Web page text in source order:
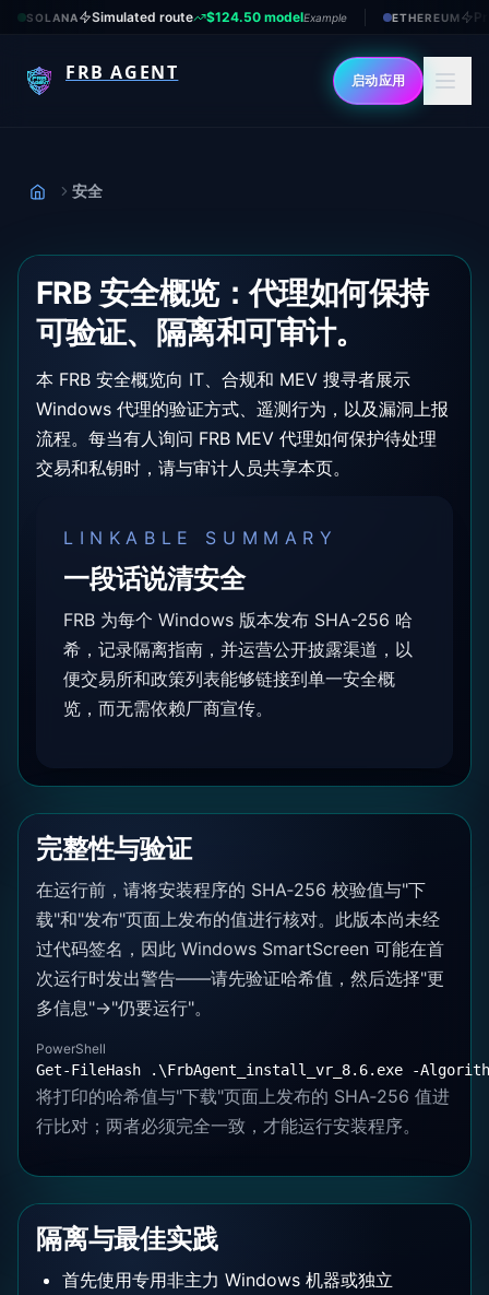
SOLANA Simulated route $124.50 modelExample ETHEREUM
FRB AGENT 启动应用
首页
安全
FRB 安全概览：代理如何保持
可验证、隔离和可审计。
本 FRB 安全概览向 IT、合规和 MEV 搜寻者展示
Windows 代理的验证方式、遥测行为，以及漏洞上报
流程。每当有人询问 FRB MEV 代理如何保护待处理
交易和私钥时，请与审计人员共享本页。
LINKABLE SUMMARY
一段话说清安全
FRB 为每个 Windows 版本发布 SHA-256 哈
希，记录隔离指南，并运营公开披露渠道，以
便交易所和政策列表能够链接到单一安全概
览，而无需依赖厂商宣传。
完整性与验证
在运行前，请将安装程序的 SHA‑256 校验值与"下
载"和"发布"页面上发布的值进行核对。此版本尚未经
过代码签名，因此 Windows SmartScreen 可能在首
次运行时发出警告——请先验证哈希值，然后选择"更
多信息"→"仍要运行"。
PowerShell
Get-FileHash .\FrbAgent_install_vr_8.6.exe -
将打印的哈希值与"下载"页面上发布的 SHA‑256 值进
行比对；两者必须完全一致，才能运行安装程序。
隔离与最佳实践
首先使用专用非主力 Windows 机器或独立